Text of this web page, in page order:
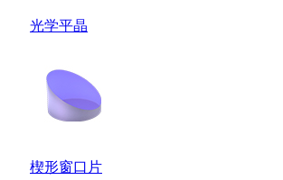
光学平晶
楔形窗口片